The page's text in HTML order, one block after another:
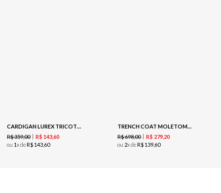
CARDIGAN LUREX TRICOT - PRATA
R$359,00 R$ 14360
ou 1x deR$ 143 60
TRENCH COAT MOLETOM -CHERRY
R$698,00 R$ 279 20
ou 2x deR$ 139 60